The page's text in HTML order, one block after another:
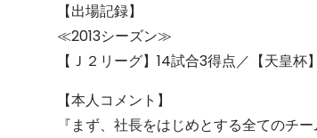
【出場記録】
≪2013シーズン≫
【Ｊ２リーグ】14試合3得点／【天皇
【本人コメント】
『まず、社長をはじめとする全てのチ